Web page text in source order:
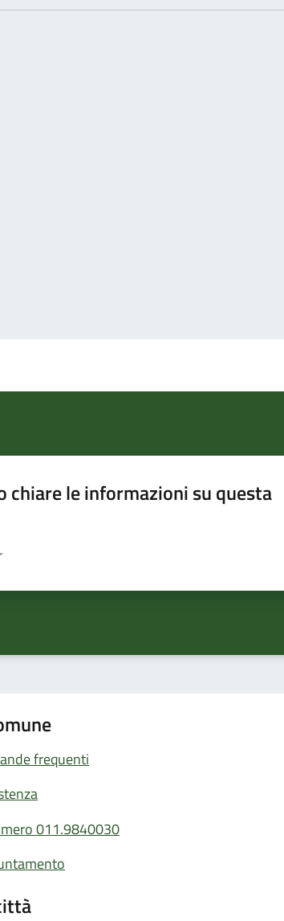
chiare le informazioni su questa
pagina
frequenti
011.9840030